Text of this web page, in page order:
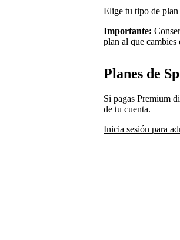
Elige tu tipo de plan
Importante:
plan al que cambies
Planes de
Si pagas Premium
de tu cuenta.
Inicia sesión para